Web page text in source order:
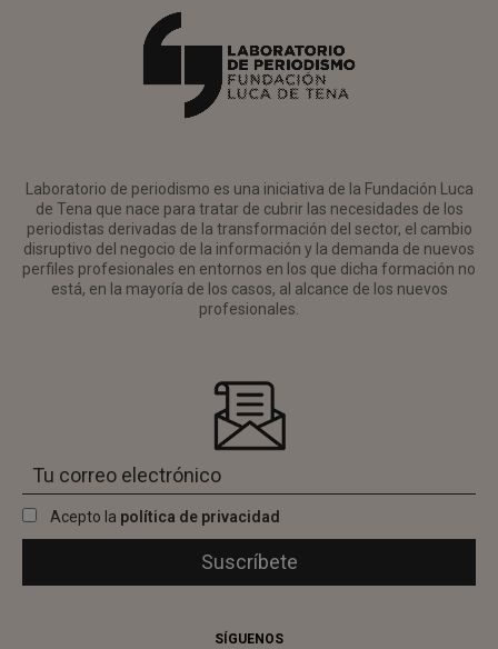
Laboratorio de periodismo es una iniciativa de la Fundación Luca
de Tena que nace para tratar de cubrir las necesidades de los
periodistas derivadas de la transformación del sector, el cambio
disruptivo del negocio de la información y la demanda de nuevos
perfiles profesionales en entornos en los que dicha formación no
está, en la mayoría de los casos, al alcance de los nuevos
profesionales.
Acepto la política de privacidad
SÍGUENOS